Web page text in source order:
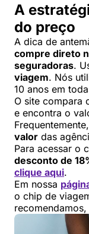
A
do preço
A dica de
compre direto
seguradoras.
viagem. Nós
10 anos em
O site compara
e encontra o
valor das
Para acessar o
desconto de
clique aqui.
Em nossa
o chip de